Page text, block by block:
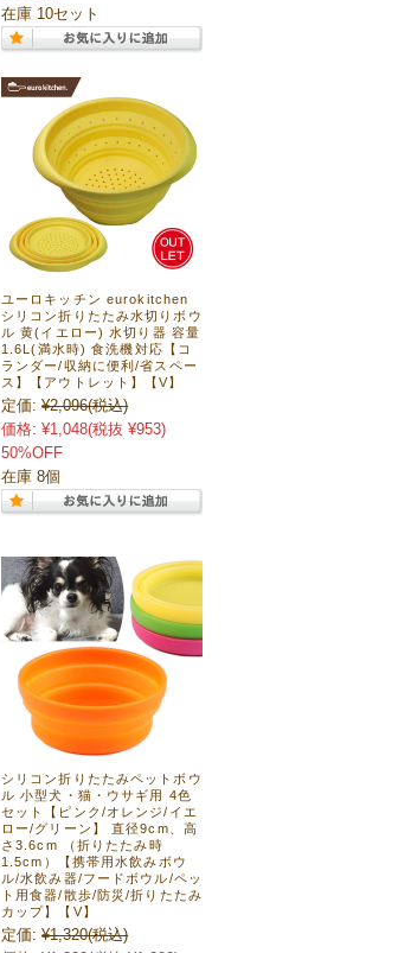
在庫 10セット
ユーロキッチン eurokitchen
シリコン折りたたみ水切りボウ
ル 黄(イエロー) 水切り器 容量
1.6L(満水時) 食洗機対応【コ
ランダー/収納に便利/省スペー
ス】【アウトレット】【V】
定価: ¥2,096(税込)
価格: ¥1,048(税抜 ¥953)
50%OFF
在庫 8個
シリコン折りたたみペットボウ
ル 小型犬・猫・ウサギ用 4色
セット【ピンク/オレンジ/イエ
ロー/グリーン】 直径9cm、高
さ3.6cm （折りたたみ時
1.5cm）【携帯用水飲みボウ
ル/水飲み器/フードボウル/ペッ
ト用食器/散歩/防災/折りたたみ
カップ】【V】
定価: ¥1,320(税込)